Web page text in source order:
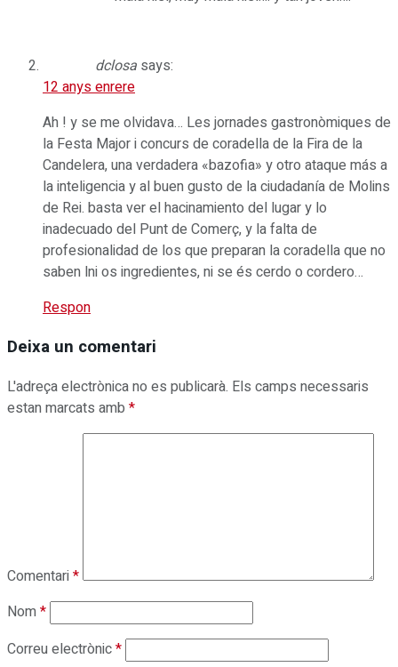
dclosa says:
12 anys enrere
Ah ! y se me olvidava… Les jornades gastronòmiques de
la Festa Major i concurs de coradella de la Fira de la
Candelera, una verdadera «bazofia» y otro ataque más a
la inteligencia y al buen gusto de la ciudadanía de Molins
de Rei. basta ver el hacinamiento del lugar y lo
inadecuado del Punt de Comerç, y la falta de
profesionalidad de los que preparan la coradella que no
saben lni os ingredientes, ni se és cerdo o cordero…
Respon
Deixa un comentari
L'adreça electrònica no es publicarà. Els camps necessaris
estan marcats amb *
Comentari*
Nom*
Correu electrònic*